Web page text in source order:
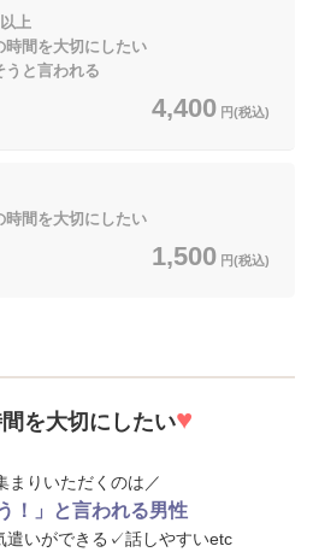
上
間を大切にしたい
と言われる
4,400 円(税込)
間を大切にしたい
1,500 円(税込)
を大切にしたい♥
まりいただくのは／
！」と言われる男性
いができる✓話しやすいetc